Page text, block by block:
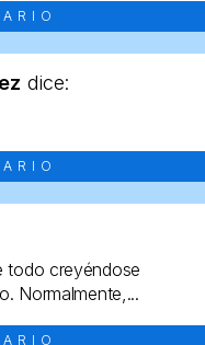
dice:
todo creyéndose
Normalmente,...